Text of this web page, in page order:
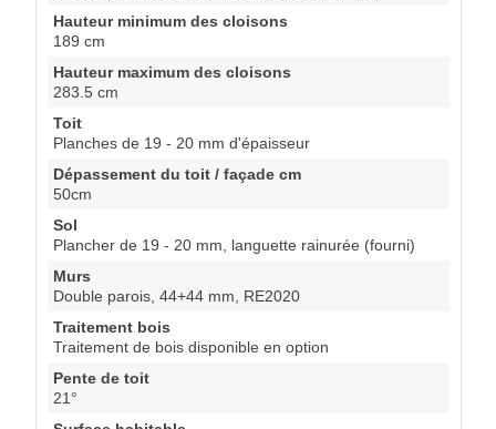
Hauteur minimum des cloisons
189 cm
Hauteur maximum des cloisons
283.5 cm
Toit
Planches de 19 - 20 mm d'épaisseur
Dépassement du toit / façade cm
50cm
Sol
Plancher de 19 - 20 mm, languette rainurée (fourni)
Murs
Double parois, 44+44 mm, RE2020
Traitement bois
Traitement de bois disponible en option
Pente de toit
21°